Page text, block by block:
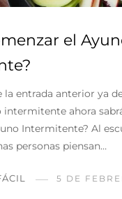
el
la entrada anterior ya
intermitente ahora
Intermitente? Al
personas piensan…
5 DE